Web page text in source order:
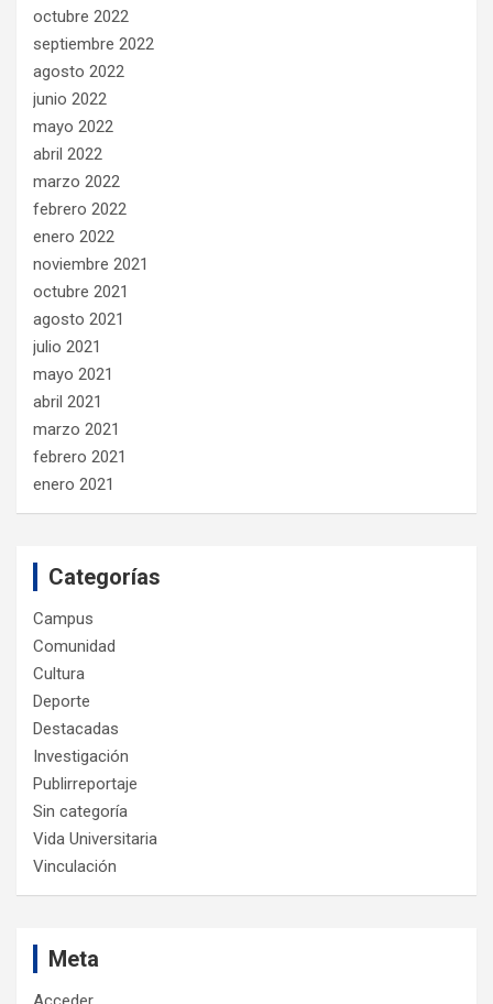
octubre 2022
septiembre 2022
agosto 2022
junio 2022
mayo 2022
abril 2022
marzo 2022
febrero 2022
enero 2022
noviembre 2021
octubre 2021
agosto 2021
julio 2021
mayo 2021
abril 2021
marzo 2021
febrero 2021
enero 2021
Categorías
Campus
Comunidad
Cultura
Deporte
Destacadas
Investigación
Publirreportaje
Sin categoría
Vida Universitaria
Vinculación
Meta